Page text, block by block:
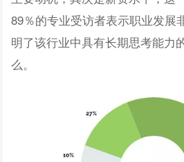
89％的专业受访者表示职业发展
明了该行业中具有长期思考能力
么。